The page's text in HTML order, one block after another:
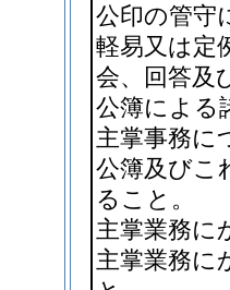
公印の管守
軽易又は定
会、回答及
公簿による
主掌事務に
公簿及びこ
ること。
主掌業務に
主掌業務に